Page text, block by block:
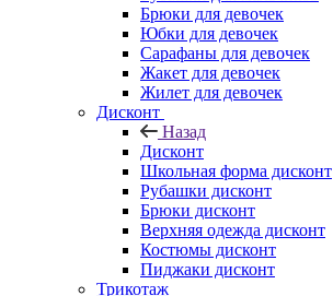
Брюки для девочек
Юбки для девочек
Сарафаны для девочек
Жакет для девочек
Жилет для девочек
Дисконт
Назад
Дисконт
Школьная форма дисконт
Рубашки дисконт
Брюки дисконт
Верхняя одежда дисконт
Костюмы дисконт
Пиджаки дисконт
Трикотаж